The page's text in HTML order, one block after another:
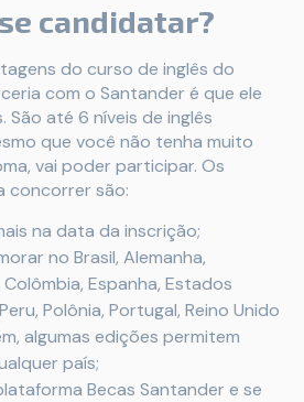
candidatar?
do curso de inglês do
com o Santander é que ele
São até 6 níveis de inglês
que você não tenha muito
vai poder participar. Os
concorrer são:
na data da inscrição;
no Brasil, Alemanha,
Espanha, Estados
Polônia, Portugal, Reino Unido
algumas edições permitem
país;
Becas Santander e se